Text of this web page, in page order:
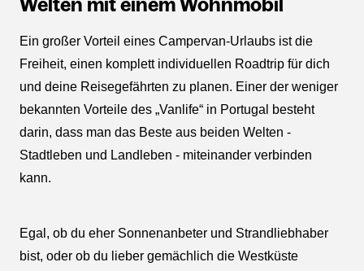
Welten mit einem Wohnmobil
Ein großer Vorteil eines Campervan-Urlaubs ist die
Freiheit, einen komplett individuellen Roadtrip für dich
und deine Reisegefährten zu planen. Einer der weniger
bekannten Vorteile des „Vanlife“ in Portugal besteht
darin, dass man das Beste aus beiden Welten -
Stadtleben und Landleben - miteinander verbinden
kann.
Egal, ob du eher Sonnenanbeter und Strandliebhaber
bist, oder ob du lieber gemächlich die Westküste